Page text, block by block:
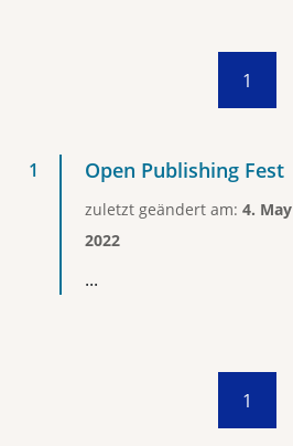
1
Open Publishing Fest
zuletzt geändert am: 4. May
2022
...
1